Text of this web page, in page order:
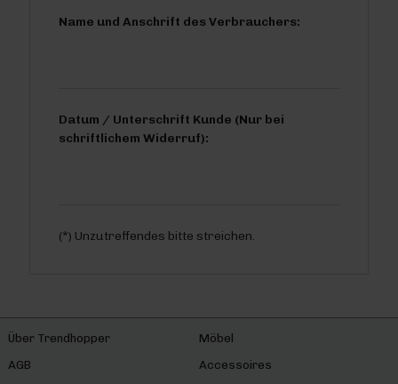
Name und Anschrift des Verbrauchers:
Datum / Unterschrift Kunde (Nur bei
schriftlichem Widerruf):
(*) Unzutreffendes bitte streichen.
Über Trendhopper
AGB
Möbel
Accessoires